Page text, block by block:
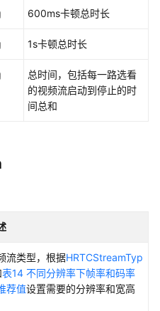
600ms卡顿总时长
1s卡顿总时长
总时间，包括每一路选看
的视频流启动到停止的时
间总和
流类型，根据HRTCStreamTyp
表14 不同分辨率下帧率和码率
荐值设置需要的分辨率和宽高